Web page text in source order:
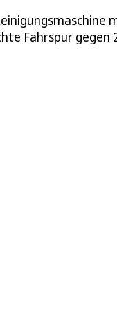
Fahrspur